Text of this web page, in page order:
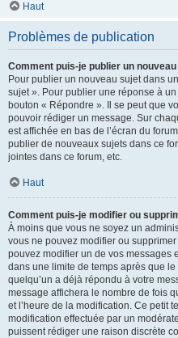
Haut
Problèmes de publication
Comment puis-je publier un
Pour publier un nouveau sujet dans
sujet ». Pour publier une réponse à
bouton « Répondre ». Il se peut que
pouvoir rédiger un message. Sur
est affichée en bas de l’écran du
publier de nouveaux sujets dans ce
jointes dans ce forum, etc.
Haut
Comment puis-je modifier ou
À moins que vous ne soyez un
vous ne pouvez modifier ou
pouvez modifier un de vos messages
dans une limite de temps après que
quelqu’un a déjà répondu à votre
message affichera le nombre de fois
et l’heure de la modification. Ce petit
modification effectuée par un
puissent rédiger une raison discrète